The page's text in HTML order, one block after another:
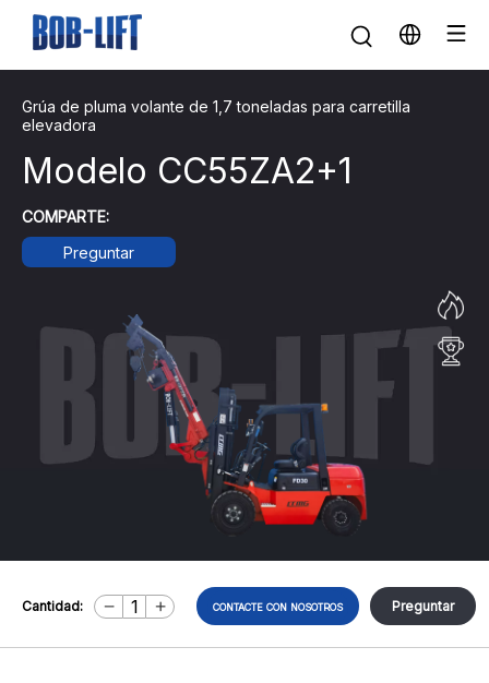
Grúa de pluma volante de 1,7 toneladas para carretilla
elevadora
Modelo CC55ZA2+1
COMPARTE:
Preguntar
Cantidad: CONTACTE CON NOSOTROS Preguntar